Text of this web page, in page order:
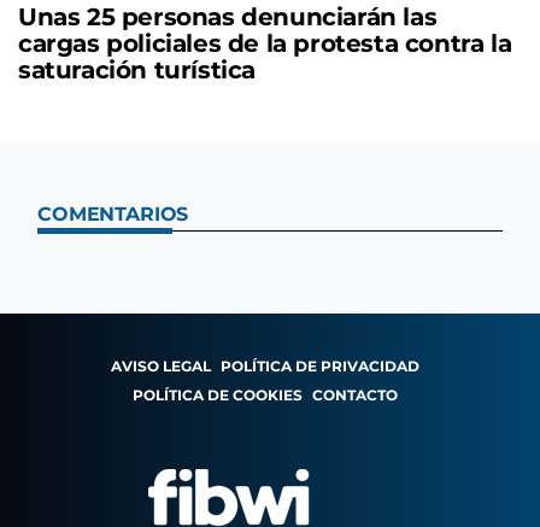
Unas 25 personas denunciarán las
cargas policiales de la protesta contra la
saturación turística
COMENTARIOS
AVISO LEGAL POLÍTICA DE PRIVACIDAD
POLÍTICA DE COOKIES CONTACTO